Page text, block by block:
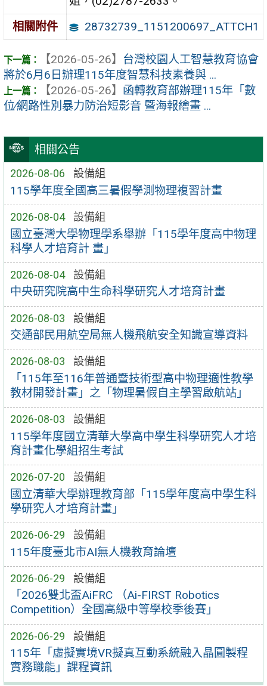
相關公告
2026-08-06 設備組
115學年度全國高三暑假學測物理複習計畫
2026-08-04 設備組
國立臺灣大學物理學系舉辦「115學年度高中物理
科學人才培育計 畫」
2026-08-04 設備組
中央研究院高中生命科學研究人才培育計畫
2026-08-03 設備組
交通部民用航空局無人機飛航安全知識宣導資料
2026-08-03 設備組
「115年至116年普通暨技術型高中物理適性教學
教材開發計畫」之「物理暑假自主學習啟航站」
2026-08-03 設備組
115學年度國立清華大學高中學生科學研究人才培
育計畫化學組招生考試
2026-07-20 設備組
國立清華大學辦理教育部「115學年度高中學生科
學研究人才培育計畫」
2026-06-29 設備組
115年度臺北市AI無人機教育論壇
2026-06-29 設備組
「2026雙北盃AiFRC （Ai-FIRST Robotics
Competition）全國高級中等學校季後賽」
2026-06-29 設備組
115年「虛擬實境VR擬真互動系統融入晶圓製程
實務職能」課程資訊
相關附件
28732739_1151200697_ATTCH1
【2026-05-26】 台灣校園人工智慧教育協會
將於6月6日辦理115年度智慧科技素養與 ...
【2026-05-26】 函轉教育部辦理115年「數
位∕網路性別暴力防治短影音 暨海報繪畫 ...